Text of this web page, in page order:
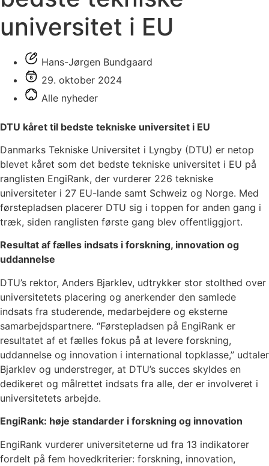
universitet i EU
Hans-Jørgen Bundgaard
29. oktober 2024
Alle nyheder
DTU kåret til bedste tekniske universitet i EU
Danmarks Tekniske Universitet i Lyngby (DTU) er netop
blevet kåret som det bedste tekniske universitet i EU på
ranglisten EngiRank, der vurderer 226 tekniske
universiteter i 27 EU-lande samt Schweiz og Norge. Med
førstepladsen placerer DTU sig i toppen for anden gang i
træk, siden ranglisten første gang blev offentliggjort.
Resultat af fælles indsats i forskning, innovation og
uddannelse
DTU’s rektor, Anders Bjarklev, udtrykker stor stolthed over
universitetets placering og anerkender den samlede
indsats fra studerende, medarbejdere og eksterne
samarbejdspartnere. “Førstepladsen på EngiRank er
resultatet af et fælles fokus på at levere forskning,
uddannelse og innovation i international topklasse,” udtaler
Bjarklev og understreger, at DTU’s succes skyldes en
dedikeret og målrettet indsats fra alle, der er involveret i
universitetets arbejde.
EngiRank: høje standarder i forskning og innovation
EngiRank vurderer universiteterne ud fra 13 indikatorer
fordelt på fem hovedkriterier: forskning, innovation,